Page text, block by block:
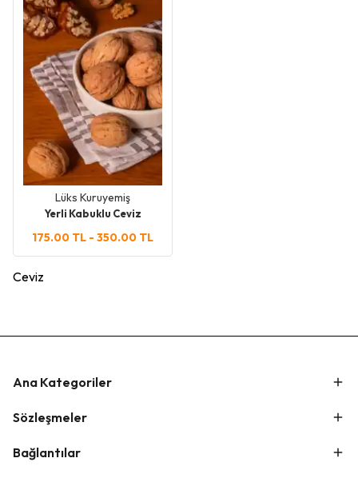
Lüks Kuruyemiş
Yerli Kabuklu Ceviz
175.00 TL - 350.00 TL
Ceviz
Ana Kategoriler
Sözleşmeler
Bağlantılar